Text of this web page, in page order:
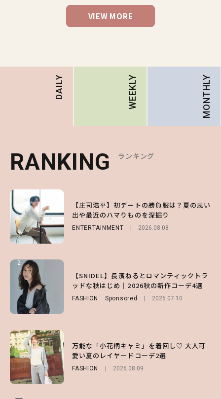
VIEW MORE
DAILY WEEKLY MONTHLY
RANKING ランキング
【庄司浩平】初デートの勝負服は？夏の思い
出や最近のハマりものを深掘り
ENTERTAINMENT 2026.08.08
2
【SNIDEL】長濱ねるとロマンティックトラ
ッドな秋はじめ｜2026秋の新作コーデ4選
FASHION Sponsored 2026.07.10
3
万能な「小花柄キャミ」を着回し♡ 大人可
愛い夏のレイヤードコーデ2選
FASHION 2026.08.09
RANKING ランキング
【森香澄】理想のスタイルはどう作る？体型
キープの秘訣や夏の過ごし方など独占インタ
ビュー！
2
【庄司浩平】初デートの勝負服は？夏の思い
出や最近のハマりものを深掘り
ENTERTAINMENT 2026.08.08
3
【SNIDEL】長濱ねるとロマンティックトラ
ッドな秋はじめ｜2026秋の新作コーデ4選
FASHION Sponsored
RANKING ランキング
【SNIDEL】長濱ねるとロマンティックトラ
ッドな秋はじめ｜2026秋の新作コーデ4選
FASHION Sponsored 2026.07.10
2
ノ国屋コラボの“優秀保冷バッグ”は夏の強
い味方！【オトナミューズ9月号増刊】
3
【谷まりあ】夏は“シアースカート”でさり
げなく肌見せ！透け感のニュアンスを楽しめ
るマストハブアイテム4選